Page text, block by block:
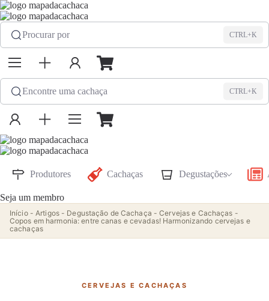
Procurar por CTRL+K
Encontre uma cachaça CTRL+K
Produtores Cachaças Degustações
Seja um membro
Início-Artigos- Degustação de Cachaça -Cervejas e Cachaças -
Copos em harmonia: entre canas e cevadas! Harmonizando cervejas e
cachaças
CERVEJAS E CACHAÇAS